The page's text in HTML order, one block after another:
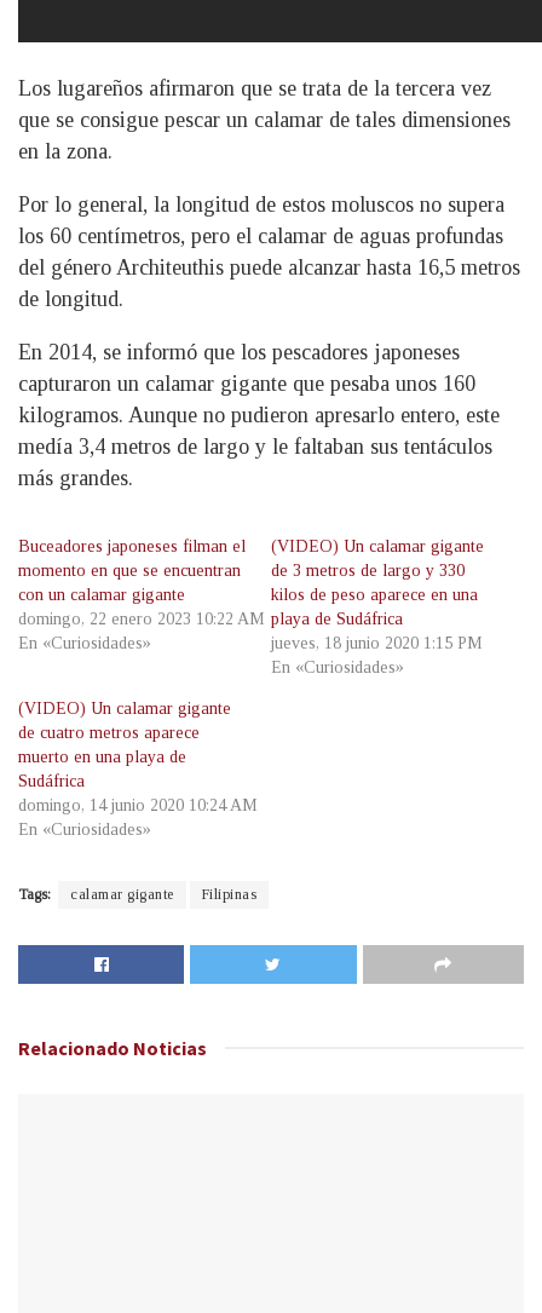
Los lugareños afirmaron que se trata de la tercera vez
que se consigue pescar un calamar de tales dimensiones
en la zona.
Por lo general, la longitud de estos moluscos no supera
los 60 centímetros, pero el calamar de aguas profundas
del género Architeuthis puede alcanzar hasta 16,5 metros
de longitud.
En 2014, se informó que los pescadores japoneses
capturaron un calamar gigante que pesaba unos 160
kilogramos. Aunque no pudieron apresarlo entero, este
medía 3,4 metros de largo y le faltaban sus tentáculos
más grandes.
Buceadores japoneses filman el
momento en que se encuentran
con un calamar gigante
domingo, 22 enero 2023 10:22 AM
En «Curiosidades»
(VIDEO) Un calamar gigante
de 3 metros de largo y 330
kilos de peso aparece en una
playa de Sudáfrica
jueves, 18 junio 2020 1:15 PM
En «Curiosidades»
(VIDEO) Un calamar gigante
de cuatro metros aparece
muerto en una playa de
Sudáfrica
domingo, 14 junio 2020 10:24 AM
En «Curiosidades»
Tags: calamar gigante Filipinas
Relacionado Noticias